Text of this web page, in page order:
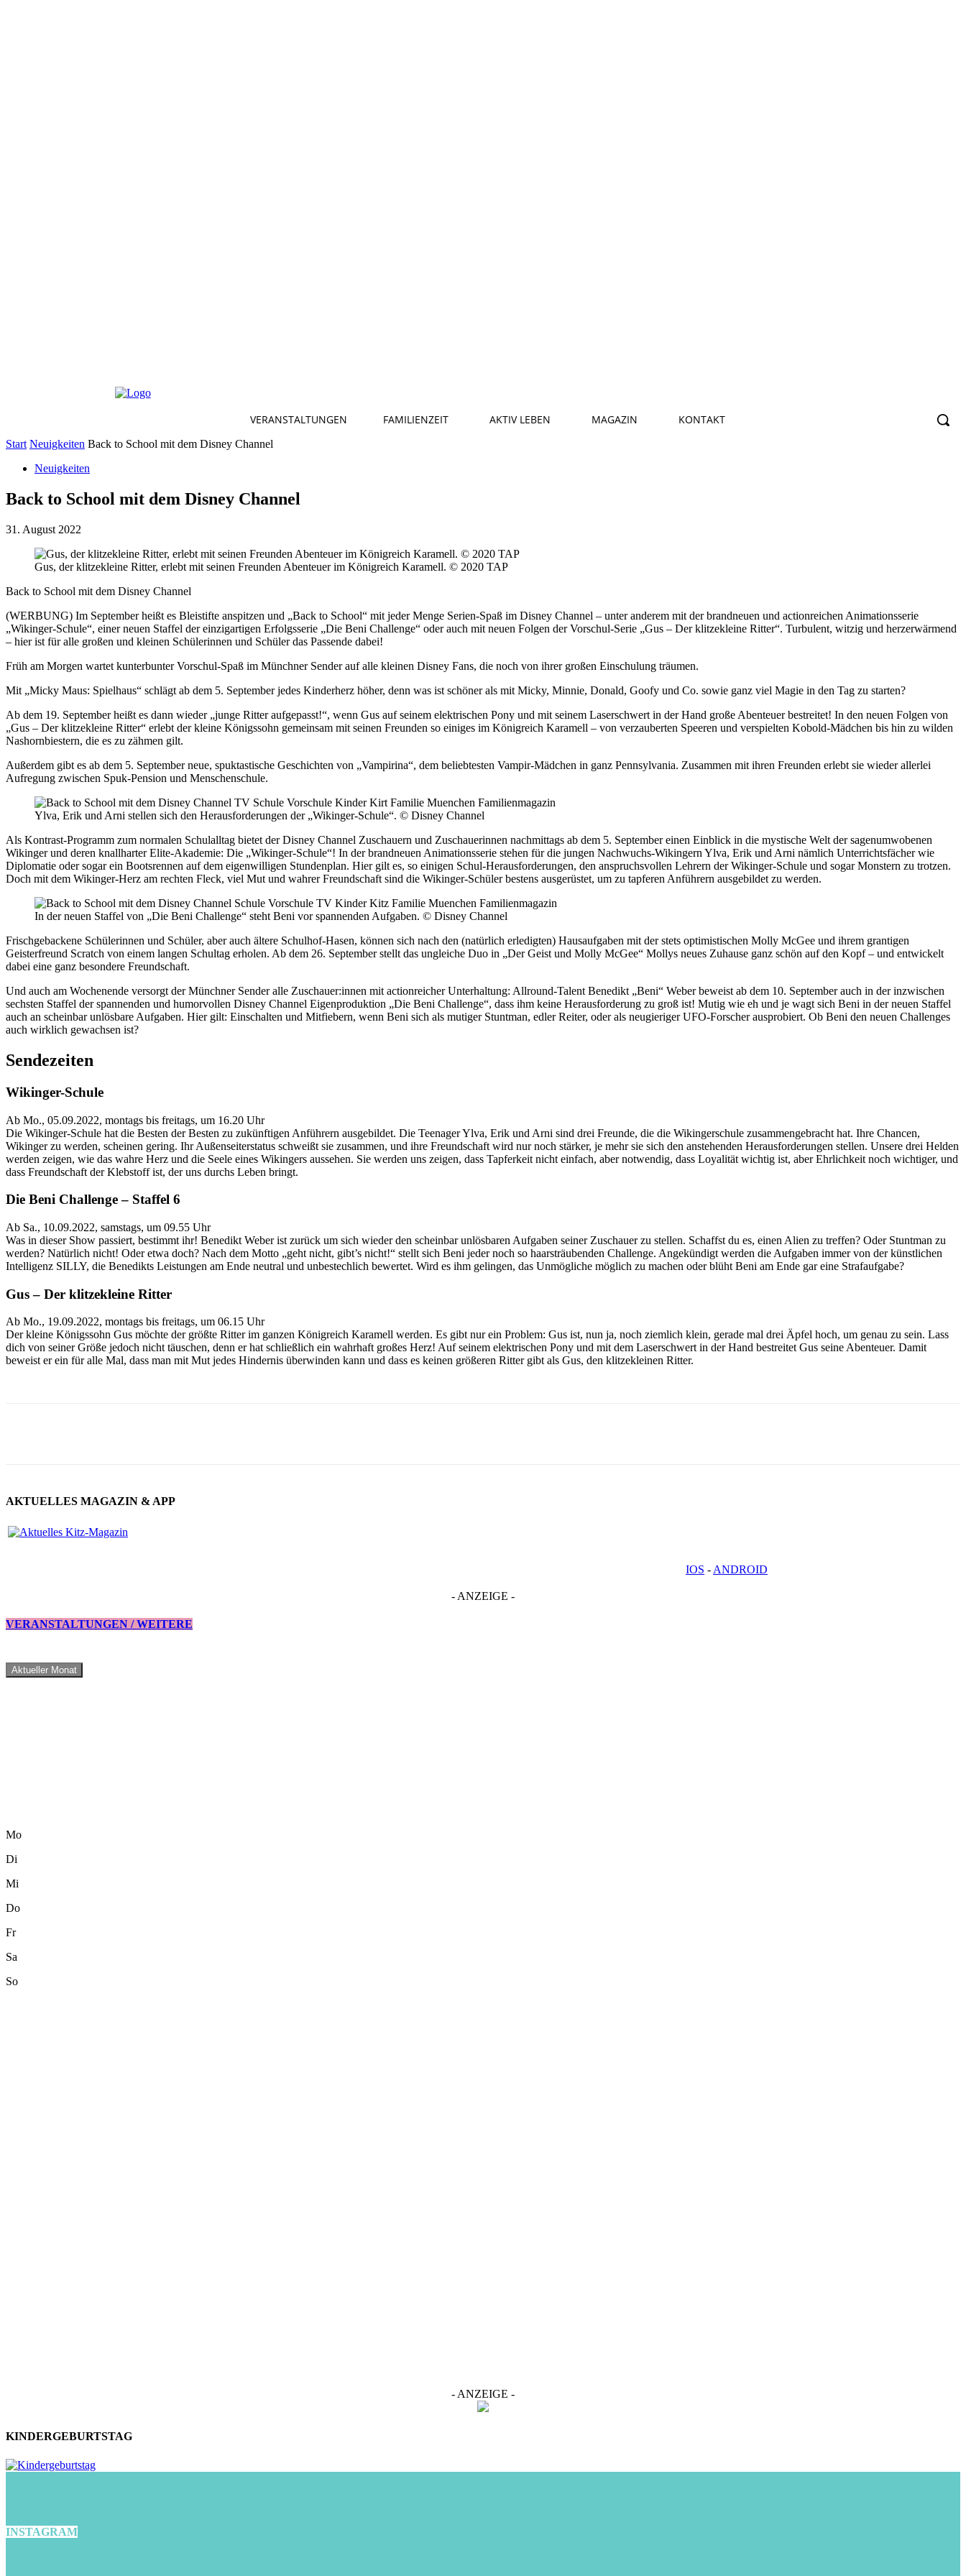
VERANSTALTUNGEN FAMILIENZEIT AKTIV LEBEN MAGAZIN KONTAKT
Start Neuigkeiten Back to School mit dem Disney Channel
Neuigkeiten
Back to School mit dem Disney Channel
31. August 2022
Gus, der klitzekleine Ritter, erlebt mit seinen Freunden Abenteuer im Königreich Karamell. © 2020 TAP
Back to School mit dem Disney Channel
(WERBUNG) Im September heißt es Bleistifte anspitzen und „Back to School“ mit jeder Menge Serien-Spaß im Disney Channel – unter anderem mit der brandneuen und actionreichen Animationsserie
„Wikinger-Schule“, einer neuen Staffel der einzigartigen Erfolgsserie „Die Beni Challenge“ oder auch mit neuen Folgen der Vorschul-Serie „Gus – Der klitzekleine Ritter“. Turbulent, witzig und herzerwärmend
– hier ist für alle großen und kleinen Schülerinnen und Schüler das Passende dabei!
Früh am Morgen wartet kunterbunter Vorschul-Spaß im Münchner Sender auf alle kleinen Disney Fans, die noch von ihrer großen Einschulung träumen.
Mit „Micky Maus: Spielhaus“ schlägt ab dem 5. September jedes Kinderherz höher, denn was ist schöner als mit Micky, Minnie, Donald, Goofy und Co. sowie ganz viel Magie in den Tag zu starten?
Ab dem 19. September heißt es dann wieder „junge Ritter aufgepasst!“, wenn Gus auf seinem elektrischen Pony und mit seinem Laserschwert in der Hand große Abenteuer bestreitet! In den neuen Folgen von
„Gus – Der klitzekleine Ritter“ erlebt der kleine Königssohn gemeinsam mit seinen Freunden so einiges im Königreich Karamell – von verzauberten Speeren und verspielten Kobold-Mädchen bis hin zu wilden
Nashornbiestern, die es zu zähmen gilt.
Außerdem gibt es ab dem 5. September neue, spuktastische Geschichten von „Vampirina“, dem beliebtesten Vampir-Mädchen in ganz Pennsylvania. Zusammen mit ihren Freunden erlebt sie wieder allerlei
Aufregung zwischen Spuk-Pension und Menschenschule.
Ylva, Erik und Arni stellen sich den Herausforderungen der „Wikinger-Schule“. © Disney Channel
Als Kontrast-Programm zum normalen Schulalltag bietet der Disney Channel Zuschauern und Zuschauerinnen nachmittags ab dem 5. September einen Einblick in die mystische Welt der sagenumwobenen
Wikinger und deren knallharter Elite-Akademie: Die „Wikinger-Schule“! In der brandneuen Animationsserie stehen für die jungen Nachwuchs-Wikingern Ylva, Erik und Arni nämlich Unterrichtsfächer wie
Diplomatie oder sogar ein Bootsrennen auf dem eigenwilligen Stundenplan. Hier gilt es, so einigen Schul-Herausforderungen, den anspruchsvollen Lehrern der Wikinger-Schule und sogar Monstern zu trotzen.
Doch mit dem Wikinger-Herz am rechten Fleck, viel Mut und wahrer Freundschaft sind die Wikinger-Schüler bestens ausgerüstet, um zu tapferen Anführern ausgebildet zu werden.
In der neuen Staffel von „Die Beni Challenge“ steht Beni vor spannenden Aufgaben. © Disney Channel
Frischgebackene Schülerinnen und Schüler, aber auch ältere Schulhof-Hasen, können sich nach den (natürlich erledigten) Hausaufgaben mit der stets optimistischen Molly McGee und ihrem grantigen
Geisterfreund Scratch von einem langen Schultag erholen. Ab dem 26. September stellt das ungleiche Duo in „Der Geist und Molly McGee“ Mollys neues Zuhause ganz schön auf den Kopf – und entwickelt
dabei eine ganz besondere Freundschaft.
Und auch am Wochenende versorgt der Münchner Sender alle Zuschauer:innen mit actionreicher Unterhaltung: Allround-Talent Benedikt „Beni“ Weber beweist ab dem 10. September auch in der inzwischen
sechsten Staffel der spannenden und humorvollen Disney Channel Eigenproduktion „Die Beni Challenge“, dass ihm keine Herausforderung zu groß ist! Mutig wie eh und je wagt sich Beni in der neuen Staffel
auch an scheinbar unlösbare Aufgaben. Hier gilt: Einschalten und Mitfiebern, wenn Beni sich als mutiger Stuntman, edler Reiter, oder als neugieriger UFO-Forscher ausprobiert. Ob Beni den neuen Challenges
auch wirklich gewachsen ist?
Sendezeiten
Wikinger-Schule
Ab Mo., 05.09.2022, montags bis freitags, um 16.20 Uhr
Die Wikinger-Schule hat die Besten der Besten zu zukünftigen Anführern ausgebildet. Die Teenager Ylva, Erik und Arni sind drei Freunde, die die Wikingerschule zusammengebracht hat. Ihre Chancen,
Wikinger zu werden, scheinen gering. Ihr Außenseiterstatus schweißt sie zusammen, und ihre Freundschaft wird nur noch stärker, je mehr sie sich den anstehenden Herausforderungen stellen. Unsere drei Helden
werden zeigen, wie das wahre Herz und die Seele eines Wikingers aussehen. Sie werden uns zeigen, dass Tapferkeit nicht einfach, aber notwendig, dass Loyalität wichtig ist, aber Ehrlichkeit noch wichtiger, und
dass Freundschaft der Klebstoff ist, der uns durchs Leben bringt.
Die Beni Challenge – Staffel 6
Ab Sa., 10.09.2022, samstags, um 09.55 Uhr
Was in dieser Show passiert, bestimmt ihr! Benedikt Weber ist zurück um sich wieder den scheinbar unlösbaren Aufgaben seiner Zuschauer zu stellen. Schaffst du es, einen Alien zu treffen? Oder Stuntman zu
werden? Natürlich nicht! Oder etwa doch? Nach dem Motto „geht nicht, gibt’s nicht!“ stellt sich Beni jeder noch so haarsträubenden Challenge. Angekündigt werden die Aufgaben immer von der künstlichen
Intelligenz SILLY, die Benedikts Leistungen am Ende neutral und unbestechlich bewertet. Wird es ihm gelingen, das Unmögliche möglich zu machen oder blüht Beni am Ende gar eine Strafaufgabe?
Gus – Der klitzekleine Ritter
Ab Mo., 19.09.2022, montags bis freitags, um 06.15 Uhr
Der kleine Königssohn Gus möchte der größte Ritter im ganzen Königreich Karamell werden. Es gibt nur ein Problem: Gus ist, nun ja, noch ziemlich klein, gerade mal drei Äpfel hoch, um genau zu sein. Lass
dich von seiner Größe jedoch nicht täuschen, denn er hat schließlich ein wahrhaft großes Herz! Auf seinem elektrischen Pony und mit dem Laserschwert in der Hand bestreitet Gus seine Abenteuer. Damit
beweist er ein für alle Mal, dass man mit Mut jedes Hindernis überwinden kann und dass es keinen größeren Ritter gibt als Gus, den klitzekleinen Ritter.
AKTUELLES MAGAZIN & APP
IOS - ANDROID
- ANZEIGE -
VERANSTALTUNGEN / WEITERE
Aktueller Monat
Mo
Di
Mi
Do
Fr
Sa
So
- ANZEIGE -
KINDERGEBURTSTAG
INSTAGRAM